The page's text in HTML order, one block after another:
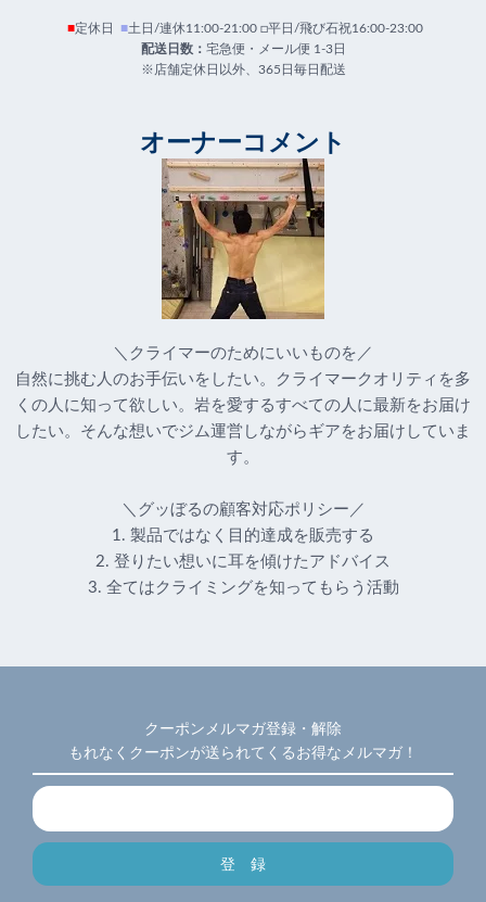
■定休日 ■土日/連休11:00-21:00 □平日/飛び石祝16:00-23:00
配送日数： 宅急便・メール便 1-3日
※店舗定休日以外、365日毎日配送
オーナーコメント
＼クライマーのためにいいものを／
自然に挑む人のお手伝いをしたい。クライマークオリティを多
くの人に知って欲しい。岩を愛するすべての人に最新をお届け
したい。そんな想いでジム運営しながらギアをお届けしていま
す。
＼グッぼるの顧客対応ポリシー／
1. 製品ではなく目的達成を販売する
2. 登りたい想いに耳を傾けたアドバイス
3. 全てはクライミングを知ってもらう活動
クーポンメルマガ登録・解除
もれなくクーポンが送られてくるお得なメルマガ！